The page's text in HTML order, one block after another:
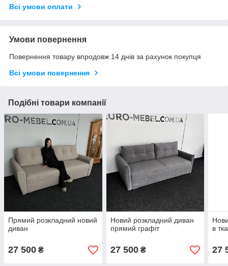
Всі умови оплати
Умови повернення
Повернення товару впродовж 14 днів за рахунок покупця
Всі умови повернення
Подібні товари компанії
Прямий розкладний новий
диван
27 500 ₴
Новий розкладний диван
прямий графіт
27 500₴
в
27